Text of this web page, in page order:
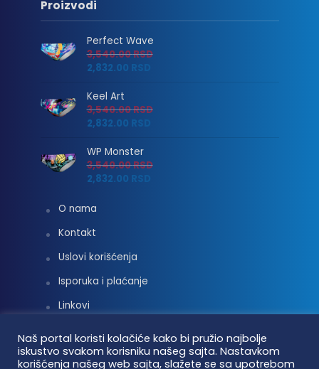
Proizvodi
Perfect Wave
3,540.00RSD
2,832.00 RSD
Keel Art
3,540.00RSD
2,832.00 RSD
WP Monster
3,540.00RSD
2,832.00 RSD
O nama
Kontakt
Uslovi korišćenja
Isporuka i plaćanje
Linkovi
Naš portal koristi kolačiće kako bi pružio najbolje
iskustvo svakom korisniku našeg sajta. Nastavkom
korišćenja našeg web sajta, slažete se sa upotrebom